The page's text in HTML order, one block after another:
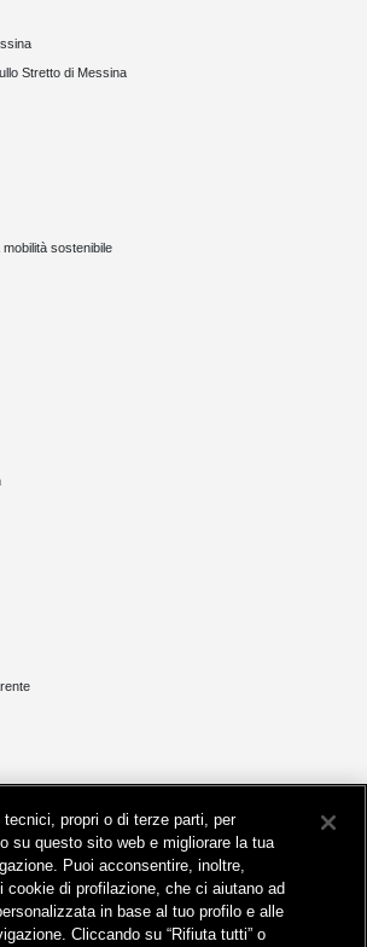
Stretto di Messina
sostenibile
infrastrutture per una mobilità sostenibile di
le distanze per lo sviluppo e la crescita
propri o di terze parti, per
su questo sito web e migliorare la tua
Puoi acconsentire, inoltre,
cookie di profilazione, che ci aiutano ad
in base al tuo profilo e alle
Cliccando su “Rifiuta tutti” o